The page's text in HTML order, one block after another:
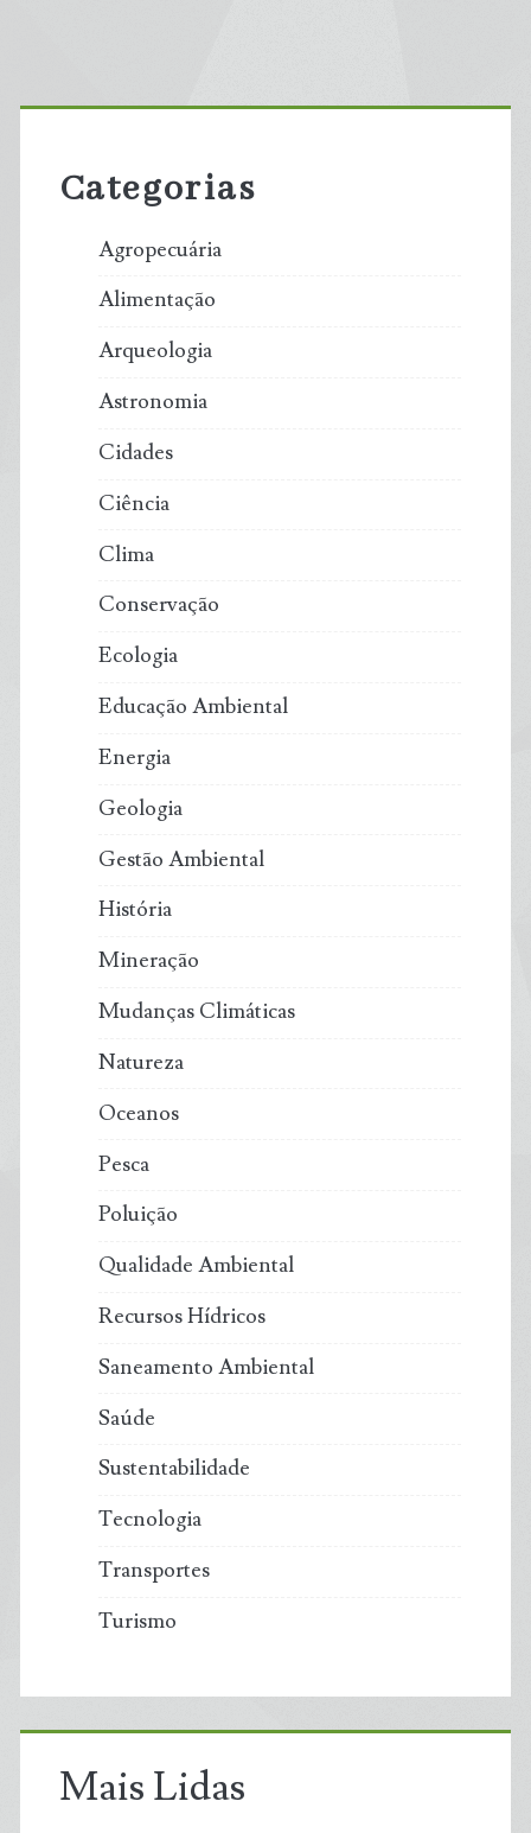
Primary
Sidebar
Categorias
Agropecuária
Alimentação
Arqueologia
Astronomia
Cidades
Ciência
Clima
Conservação
Ecologia
Educação Ambiental
Energia
Geologia
Gestão Ambiental
História
Mineração
Mudanças Climáticas
Natureza
Oceanos
Pesca
Poluição
Qualidade Ambiental
Recursos Hídricos
Saneamento Ambiental
Saúde
Sustentabilidade
Tecnologia
Transportes
Turismo
Mais Lidas